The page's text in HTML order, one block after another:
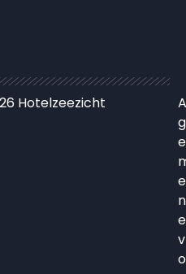
Hotelzeezicht
g
e
e
n
e
v
o